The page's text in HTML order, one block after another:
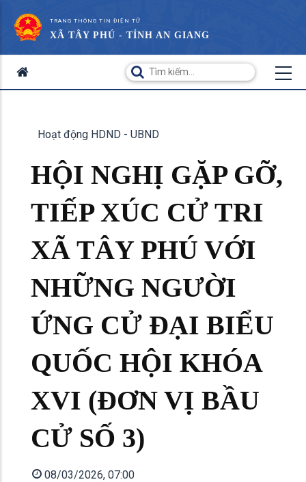
TRANG THÔNG TIN ĐIỆN TỬ
XÃ TÂY PHÚ - TỈNH AN GIANG
Hoạt động HDND - UBND
HỘI NGHỊ GẶP GỠ,
TIẾP XÚC CỬ TRI
XÃ TÂY PHÚ VỚI
NHỮNG NGƯỜI
ỨNG CỬ ĐẠI BIỂU
QUỐC HỘI KHÓA
XVI (ĐƠN VỊ BẦU
CỬ SỐ 3)
08/03/2026, 07:00